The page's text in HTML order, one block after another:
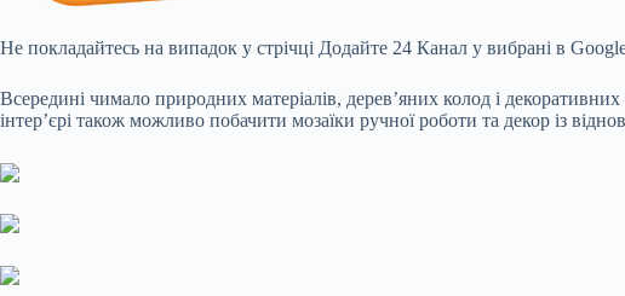
Не покладайтесь на випадок у стрічці Додайте 24 Канал у вибрані в
Всередині чимало природних матеріалів, дерев’яних колод і
інтер’єрі також можливо побачити мозаїки ручної роботи та декор із